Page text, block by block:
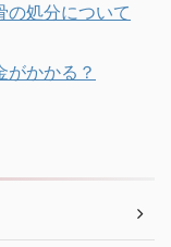
の処分について
がかかる？